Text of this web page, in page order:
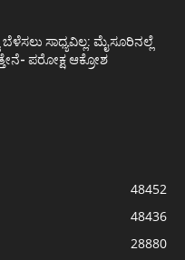
ಸಾಧ್ಯವಿಲ್ಲ: ಮೈಸೂರಿನಲ್ಲೆ
ಪರೋಕ್ಷ ಆಕ್ರೋಶ
48452
48436
28880